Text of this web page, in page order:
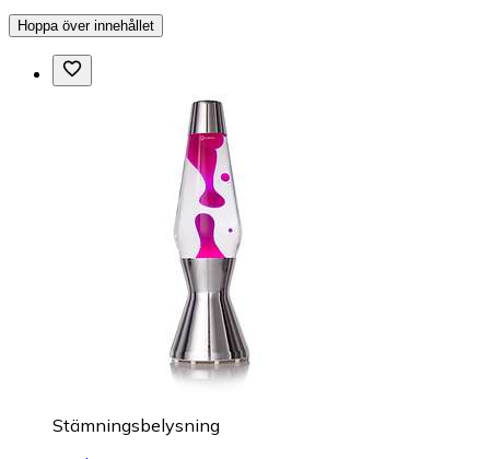
Hoppa över innehållet
Stämningsbelysning